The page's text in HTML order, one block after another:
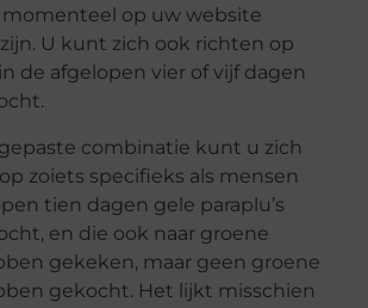
momenteel op uw website
U kunt zich ook richten op
de afgelopen vier of vijf dagen
combinatie kunt u zich
zoiets specifieks als mensen
tien dagen gele paraplu’s
en die ook naar groene
gekeken, maar geen groene
gekocht. Het lijkt misschien